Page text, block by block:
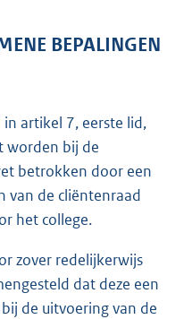
BEPALINGEN
artikel 7, eerste lid,
worden bij de
betrokken door een
van de cliëntenraad
het college.
zover redelijkerwijs
dat deze een
de uitvoering van de